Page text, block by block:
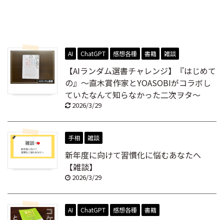
AI ChatGPT 感想各種 書籍 雑談
【AIランダム選書チャレンジ】『はじめて
の』～直木賞作家とYOASOBIがコラボし
ていたなんて知らなかった二次ヲタ～
2026/3/29
手相 雑談
新年度に向けて習慣化に悩むあなたへ
【雑談】
2026/3/29
AI ChatGPT 感想各種 書籍